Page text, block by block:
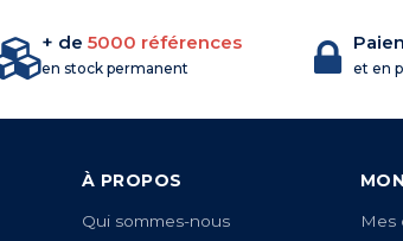
+ de 5000 références
en stock permanent et en
À PROPOS
Qui sommes-nous
Mes